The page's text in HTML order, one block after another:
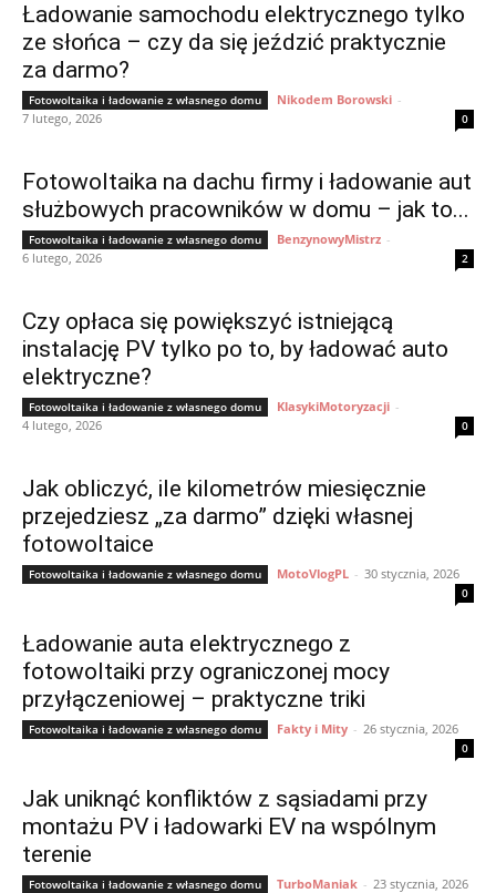
Ładowanie samochodu elektrycznego tylko
ze słońca – czy da się jeździć praktycznie
za darmo?
Fotowoltaika i ładowanie z własnego domu Nikodem Borowski -
7 lutego, 2026
0
Fotowoltaika na dachu firmy i ładowanie aut
służbowych pracowników w domu – jak to...
Fotowoltaika i ładowanie z własnego domu BenzynowyMistrz -
6 lutego, 2026
2
Czy opłaca się powiększyć istniejącą
instalację PV tylko po to, by ładować auto
elektryczne?
Fotowoltaika i ładowanie z własnego domu KlasykiMotoryzacji -
4 lutego, 2026
0
Jak obliczyć, ile kilometrów miesięcznie
przejedziesz „za darmo” dzięki własnej
fotowoltaice
Fotowoltaika i ładowanie z własnego domu MotoVlogPL - 30 stycznia, 2026
0
Ładowanie auta elektrycznego z
fotowoltaiki przy ograniczonej mocy
przyłączeniowej – praktyczne triki
Fotowoltaika i ładowanie z własnego domu Fakty i Mity - 26 stycznia, 2026
0
Jak uniknąć konfliktów z sąsiadami przy
montażu PV i ładowarki EV na wspólnym
terenie
Fotowoltaika i ładowanie z własnego domu TurboManiak - 23 stycznia, 2026